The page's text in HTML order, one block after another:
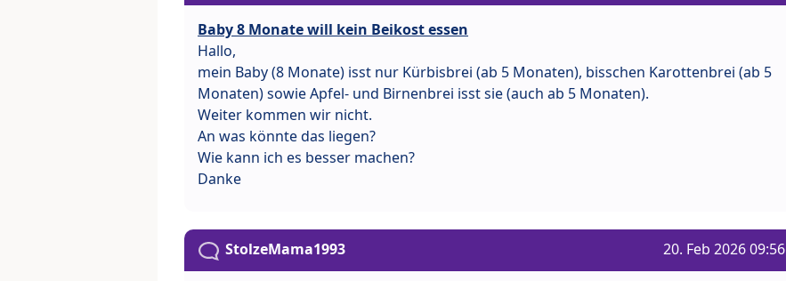
Baby 8 Monate will kein Beikost essen
Hallo,
mein Baby (8 Monate) isst nur Kürbisbrei (ab 5 Monaten), bisschen Karottenbrei (ab 5
Monaten) sowie Apfel- und Birnenbrei isst sie (auch ab 5 Monaten).
Weiter kommen wir nicht.
An was könnte das liegen?
Wie kann ich es besser machen?
Danke
StolzeMama1993 20. Feb 2026 09:56